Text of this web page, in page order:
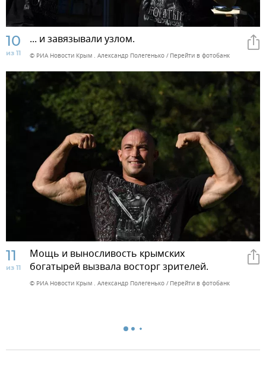
10
из 11
... и завязывали узлом.
© РИА Новости Крым . Александр Полегенько Перейти в фотобанк
11
из 11
Мощь и выносливость крымских
богатырей вызвала восторг зрителей.
© РИА Новости Крым . Александр Полегенько Перейти в фотобанк